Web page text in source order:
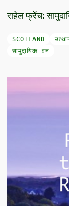
राहेल फ्रेंच:
SCOTLAND
सामुदायिक वन